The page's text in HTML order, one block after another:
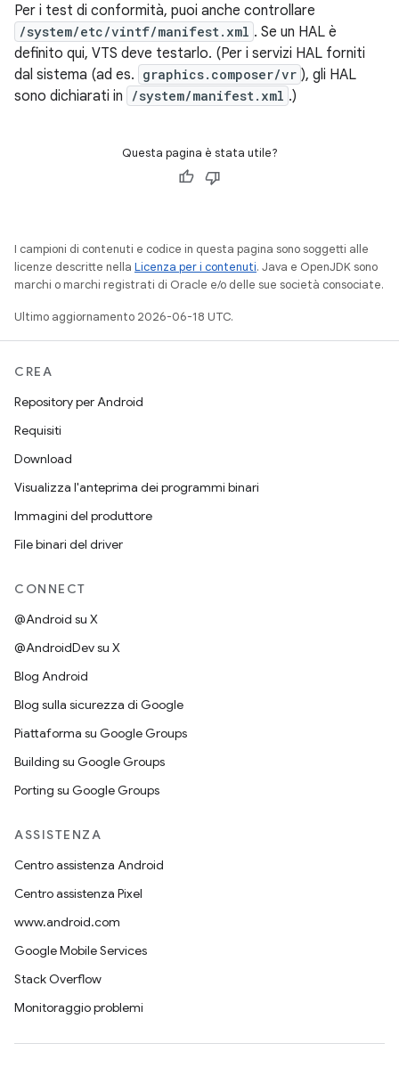
Per i test di conformità, puoi anche controllare
/system/etc/vintf/manifest.xml . Se un HAL è
definito qui, VTS deve testarlo. (Per i servizi HAL forniti
dal sistema (ad es. graphics.composer/vr ), gli HAL
sono dichiarati in
/system/manifest.xml .)
Questa pagina è stata utile?
I campioni di contenuti e codice in questa pagina sono soggetti alle
licenze descritte nella Licenza per i contenuti. Java e OpenJDK sono
marchi o marchi registrati di Oracle e/o delle sue società consociate.
Ultimo aggiornamento 2026-06-18 UTC.
CREA
Repository per Android
Requisiti
Download
Visualizza l'anteprima dei programmi binari
Immagini del produttore
File binari del driver
CONNECT
@Android su X
@AndroidDev su X
Blog Android
Blog sulla sicurezza di Google
Piattaforma su Google Groups
Building su Google Groups
Porting su Google Groups
ASSISTENZA
Centro assistenza Android
Centro assistenza Pixel
www.android.com
Google Mobile Services
Stack Overflow
Monitoraggio problemi